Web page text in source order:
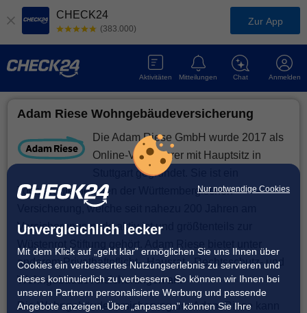
Nur notwendige Cookies
Unvergleichlich lecker
Mit dem Klick auf „geht klar” ermöglichen Sie uns Ihnen über
Cookies ein verbessertes Nutzungserlebnis zu servieren und
dieses kontinuierlich zu verbessern. So können wir Ihnen bei
unseren Partnern personalisierte Werbung und passende
Angebote anzeigen. Über „anpassen” können Sie Ihre
CHECK24
(383.000)
Zur App
Anmelden
Chat
Mitteilungen
Aktivitäten
Adam Riese Wohngebäudeversicherung
Die Adam Riese GmbH wurde 2017 als
Online-Versicherer mit Hauptsitz in
Stuttgart gegründet. Sie ist ein
Tochterunternehmen der Württembergischen
Versicherung, welche seit nahezu 200 Jahren am
Versicherungsmarkt aktiv ist und größtenteils zur
anderem Privathaftpflicht-, Hausrat-, Rechtsschutz- und
Wohngebäudeversicherungen an.
Die Wohngebäudeversicherung der Adam Riese kann